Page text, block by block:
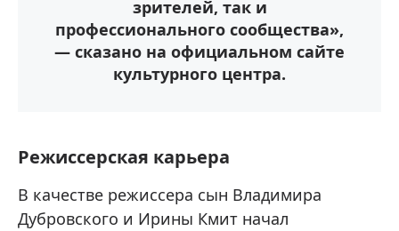
зрителей, так и
профессионального сообщества»,
— сказано на официальном сайте
культурного центра.
Режиссерская карьера
В качестве режиссера сын Владимира
Дубровского и Ирины Кмит начал